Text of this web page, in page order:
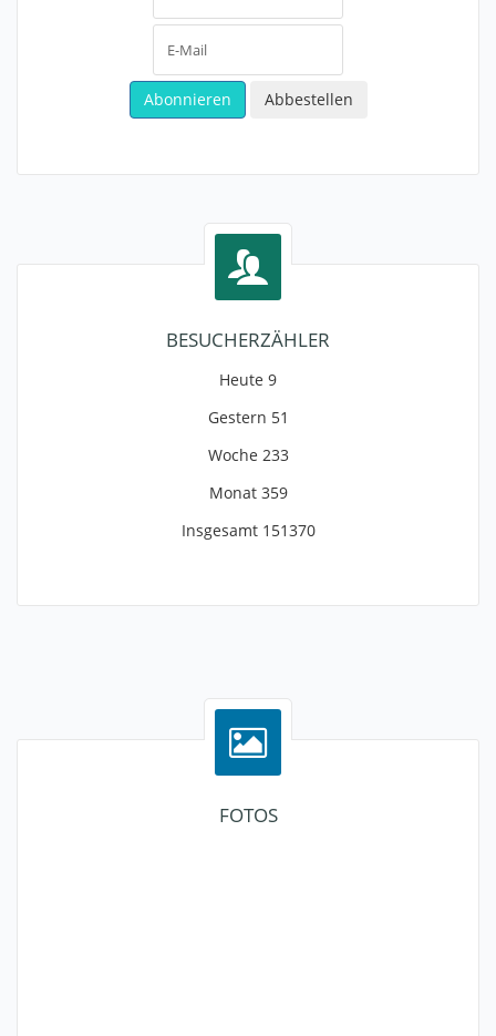
BESUCHERZÄHLER
Heute 9
Gestern 51
Woche 233
Monat 359
Insgesamt 151370
FOTOS